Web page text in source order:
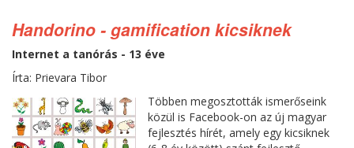
Handorino - gamification kicsiknek
Internet a tanórás - 13 éve
Írta: Prievara Tibor
Többen megosztották ismerőseink
közül is Facebook-on az új magyar
fejlesztés hírét, amely egy kicsiknek